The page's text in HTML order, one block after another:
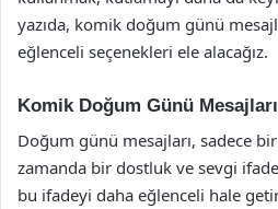
yazıda, komik doğum günü
eğlenceli seçenekleri ele alacağız.
Komik Doğum Günü
Doğum günü mesajları, sadece
zamanda bir dostluk ve sevgi
bu ifadeyi daha eğlenceli hale